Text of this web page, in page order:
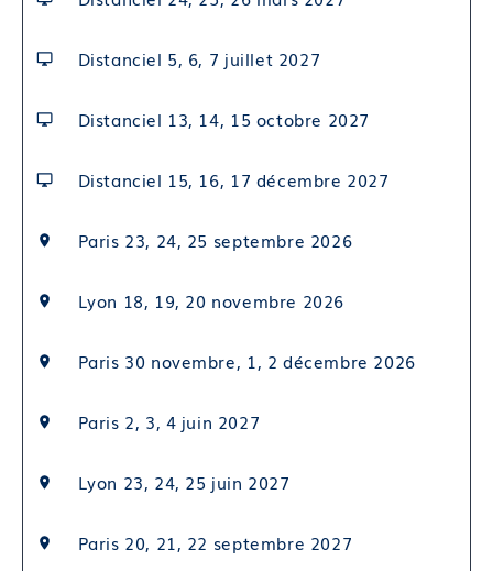
Format et durée : Classe virtuelle de 11 heures
Compétence 04 : Réviser les notions essentielles en
Module 11 : Revoir la physiologie et les principes de
Module 12 : Interpréter les critères d’efficacité
de contraception
Module 14 : Présenter les méthodes naturelles aux
Module 15 : Présenter les méthodes mécaniques aux
DIU
patientes : rappel sur la physiologie du cycle, les
Distanciel 5, 6, 7 juillet 2027
Distanciel 13, 14, 15 octobre 2027
Distanciel 15, 16, 17 décembre 2027
Paris 23, 24, 25 septembre 2026
Lyon 18, 19, 20 novembre 2026
Paris 30 novembre, 1, 2 décembre 2026
Paris 2, 3, 4 juin 2027
Lyon 23, 24, 25 juin 2027
Paris 20, 21, 22 septembre 2027